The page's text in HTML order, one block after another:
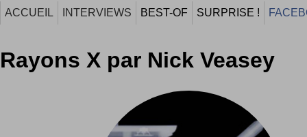
ACCUEIL INTERVIEWS BEST-OF SURPRISE !
Rayons X par Nick Veasey